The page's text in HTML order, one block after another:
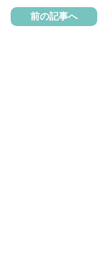
前の記事へ